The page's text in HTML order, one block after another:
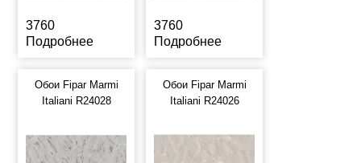
3760
Подробнее
3760
Подробнее
Обои Fipar Marmi
Italiani R24028
Обои Fipar Marmi
Italiani R24026